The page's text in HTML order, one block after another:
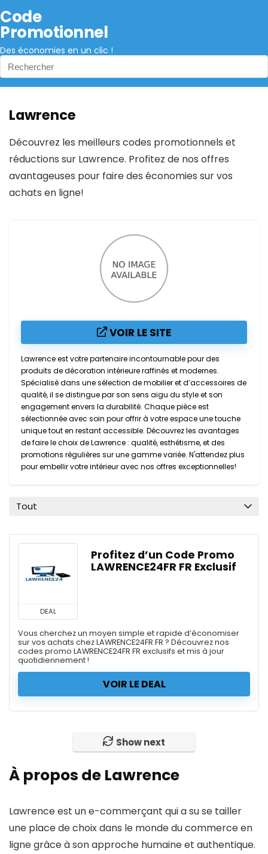
Code
Promotionnel
Des économies en un clic !
Lawrence
Découvrez les meilleurs codes promotionnels et
réductions sur Lawrence. Profitez de nos offres
avantageuses pour faire des économies sur vos
achats en ligne!
VOIR LE SITE
Lawrence est votre partenaire incontournable pour des
produits de décoration intérieure raffinés et modernes.
Spécialisé dans une sélection de mobilier et d’accessoires de
qualité, il se distingue par son sens aigu du style et son
engagement envers la durabilité. Chaque pièce est
sélectionnée avec soin pour offrir à votre espace une touche
unique tout en restant accessible. Découvrez les avantages
de faire le choix de Lawrence : qualité, esthétisme, et des
promotions régulières sur une gamme variée. N'attendez plus
pour embellir votre intérieur avec nos offres exceptionnelles!
Tout
DEAL
Profitez d’un Code Promo
LAWRENCE24FR FR Exclusif
Vous cherchez un moyen simple et rapide d’économiser
sur vos achats chez LAWRENCE24FR FR ? Découvrez nos
codes promo LAWRENCE24FR FR exclusifs et mis à jour
quotidiennement !
VOIR LE DEAL
Show next
À propos de Lawrence
Lawrence est un e-commerçant qui a su se tailler
une place de choix dans le monde du commerce en
ligne grâce à son approche humaine et authentique.